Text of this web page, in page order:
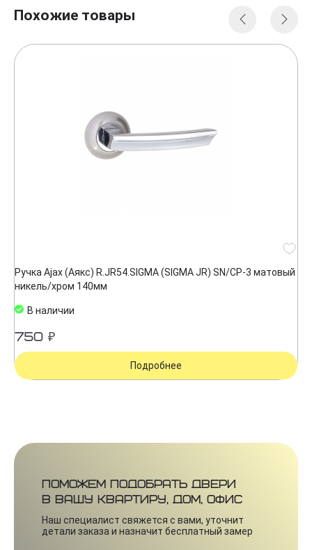
Похожие товары
Ручка Ajax (Аякс) R.JR54.SIGMA (SIGMA JR) SN/CP-3 матовый
никель/хром 140мм
В наличии
750 ₽
Подробнее
Поможем подобрать двери
в вашу квартиру, дом, офис
Наш специалист свяжется с вами, уточнит
детали заказа и назначит бесплатный замер